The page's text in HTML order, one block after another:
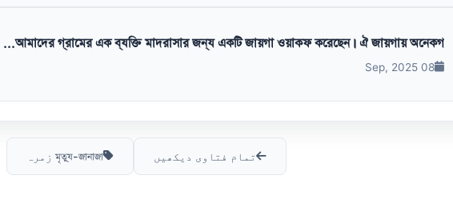
আমাদের গ্রামের এক ব্যক্তি মাদরাসার জন্য একটি জায়গা ওয়াকফ করেছেন। ঐ জায়গায় অনেকগ...
08 Sep, 2025
تمام فتاوی دیکھیں মৃত্যু-জানাজা زمرہ